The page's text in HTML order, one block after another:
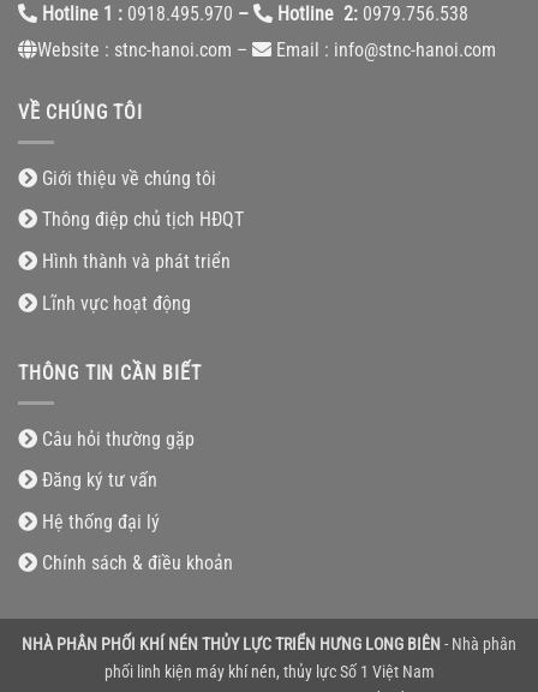
Hotline 1 : 0918.495.970 – Hotline 2: 0979.756.538
Website : stnc-hanoi.com –
Email : info@stnc-hanoi.com
VỀ CHÚNG TÔI
Giới thiệu về chúng tôi
Thông điệp chủ tịch HĐQT
Hình thành và phát triển
Lĩnh vực hoạt động
THÔNG TIN CẦN BIẾT
Câu hỏi thường gặp
Đăng ký tư vấn
Hệ thống đại lý
Chính sách & điều khoản
NHÀ PHÂN PHỐI KHÍ NÉN THỦY LỰC TRIỂN HƯNG LONG BIÊN - Nhà phân
phối linh kiện máy khí nén, thủy lực Số 1 Việt Nam